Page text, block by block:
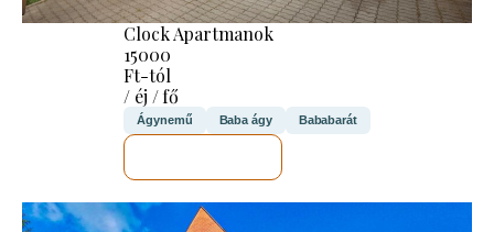
Clock Apartmanok
15000
Ft-tól
/ éj / fő
Ágynemű Baba ágy Bababarát